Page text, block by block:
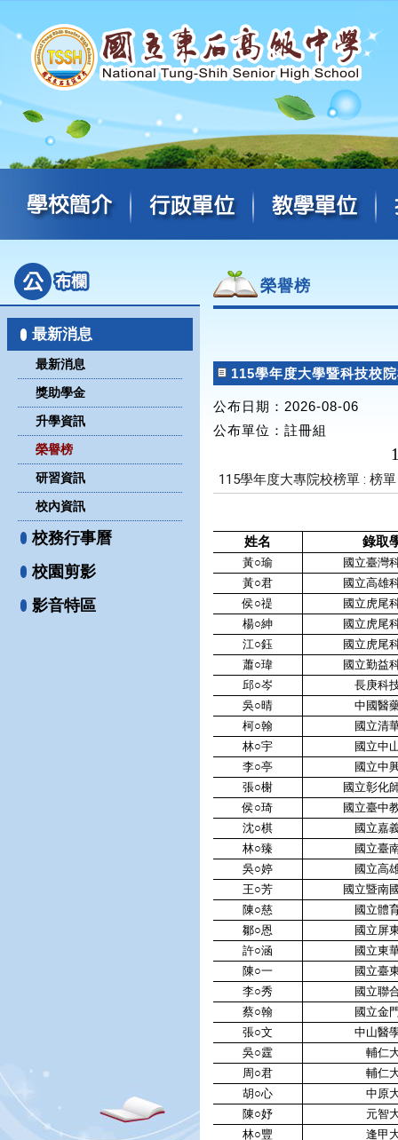
最新消息
最新消息
獎助學金
升學資訊
榮譽榜
研習資訊
校內資訊
校務行事曆
校園剪影
影音特區
榮譽榜
115學年度大學暨科技校
公布日期：2026-08-06
公布單位 ：註冊組